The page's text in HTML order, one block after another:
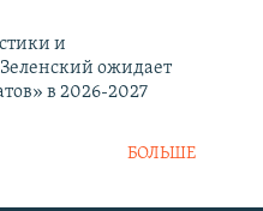
и
ожидает
в 2026-2027
БОЛЬШЕ